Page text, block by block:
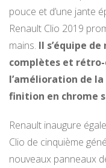
pouce et d’une jante
Renault Clio 2019
mains. Il s’équipe
complètes et
l’amélioration de
finition en chrome
Renault inaugure
Clio de cinquième
nouveaux panneaux